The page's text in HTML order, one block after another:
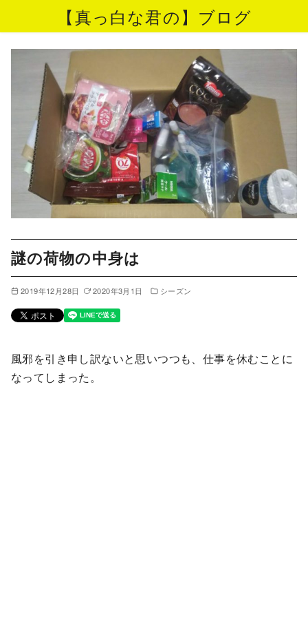
【真っ白な君の】ブログ
謎の荷物の中身は
2019年12月28日 2020年3月1日 シーズン
風邪を引き申し訳ないと思いつつも、仕事を休むことに
なってしまった。